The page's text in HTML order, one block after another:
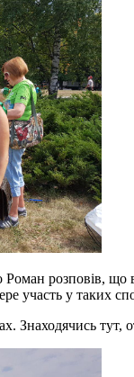
Роман розповів,
участь у таких
Знаходячись